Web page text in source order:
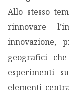
Allo stesso
rinnovare
innovazione,
geografici
esperimenti
elementi